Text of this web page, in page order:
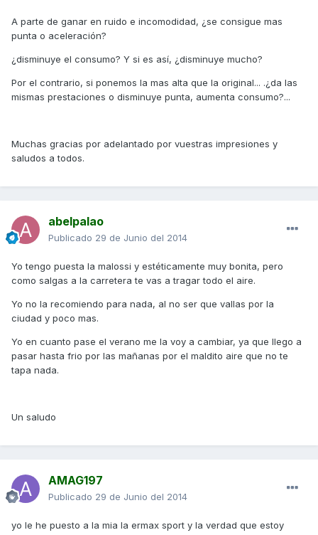
A parte de ganar en ruido e incomodidad, ¿se consigue mas
punta o aceleración?
¿disminuye el consumo? Y si es así, ¿disminuye mucho?
Por el contrario, si ponemos la mas alta que la original... .¿da las
mismas prestaciones o disminuye punta, aumenta consumo?...
Muchas gracias por adelantado por vuestras impresiones y
saludos a todos.
abelpalao
Publicado 29 de Junio del 2014
Yo tengo puesta la malossi y estéticamente muy bonita, pero
como salgas a la carretera te vas a tragar todo el aire.
Yo no la recomiendo para nada, al no ser que vallas por la
ciudad y poco mas.
Yo en cuanto pase el verano me la voy a cambiar, ya que llego a
pasar hasta frio por las mañanas por el maldito aire que no te
tapa nada.
Un saludo
AMAG197
Publicado 29 de Junio del 2014
yo le he puesto a la mia la ermax sport y la verdad que estoy